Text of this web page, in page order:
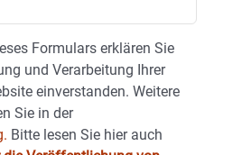
Formulars erklären Sie
und Verarbeitung Ihrer
einverstanden. Weitere
Sie in der
Bitte lesen Sie hier auch